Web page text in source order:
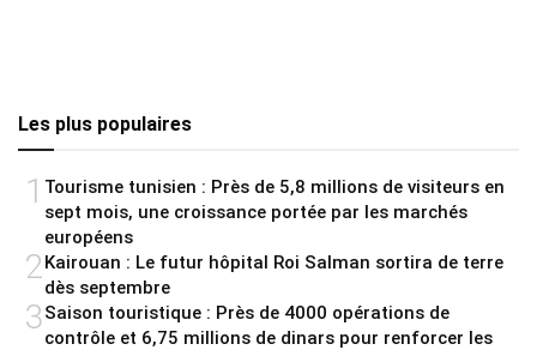
Les plus populaires
1 Tourisme tunisien : Près de 5,8 millions de visiteurs en
sept mois, une croissance portée par les marchés
européens
2Kairouan : Le futur hôpital Roi Salman sortira de terre
dès septembre
3Saison touristique : Près de 4000 opérations de
contrôle et 6,75 millions de dinars pour renforcer les